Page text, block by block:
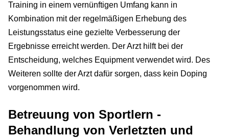
Training in einem vernünftigen Umfang kann in
Kombination mit der regelmäßigen Erhebung des
Leistungsstatus eine gezielte Verbesserung der
Ergebnisse erreicht werden. Der Arzt hilft bei der
Entscheidung, welches Equipment verwendet wird. Des
Weiteren sollte der Arzt dafür sorgen, dass kein Doping
vorgenommen wird.
Betreuung von Sportlern -
Behandlung von Verletzten und